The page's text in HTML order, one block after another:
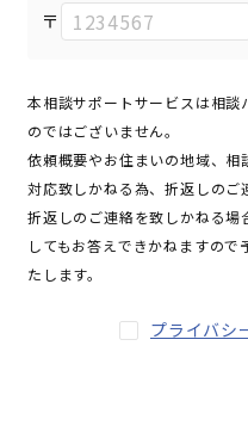
〒
本相談サポートサービスは相談
のではございません。
依頼概要やお住まいの地域、相
対応致しかねる為、折返しのご
折返しのご連絡を致しかねる
してもお答えできかねますの
たします。
プライバシ